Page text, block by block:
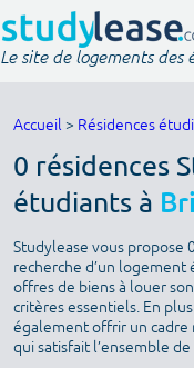
Le site de logements des
Accueil > Résidences
0 résidences
étudiants à
Studylease vous propose
recherche d’un logement
offres de biens à louer
critères essentiels. En
également offrir un cadre
qui satisfait l’ensemble